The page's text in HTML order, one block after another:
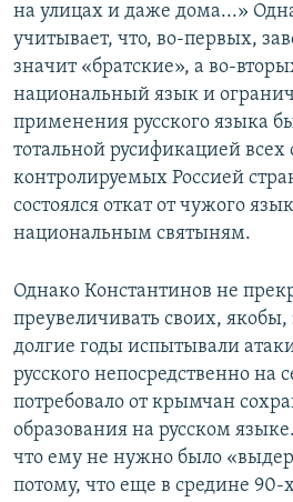
на улицах и даже дома...»
учитывает, что, во-первых,
значит «братские», а во-
национальный язык и
применения русского языка
тотальной русификацией
контролируемых Россией
состоялся откат от чужого
национальным святыням.
Однако Константинов не
преувеличивать своих,
долгие годы испытывали
русского непосредственно на
потребовало от крымчан
образования на русском
что ему не нужно было
потому, что еще в средине 90-